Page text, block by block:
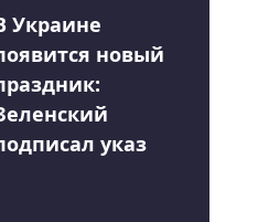
Украине
новый
указ